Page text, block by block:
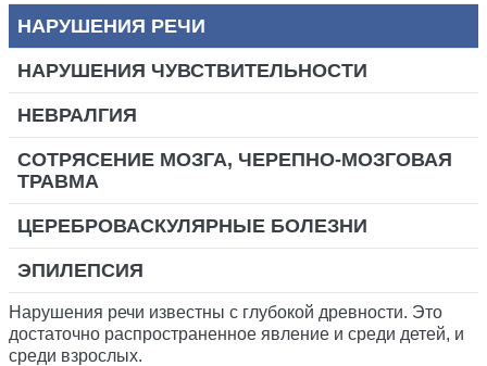
НАРУШЕНИЯ РЕЧИ
НАРУШЕНИЯ ЧУВСТВИТЕЛЬНОСТИ
НЕВРАЛГИЯ
СОТРЯСЕНИЕ МОЗГА, ЧЕРЕПНО-МОЗГОВАЯ
ТРАВМА
ЦЕРЕБРОВАСКУЛЯРНЫЕ БОЛЕЗНИ
ЭПИЛЕПСИЯ
Нарушения речи известны с глубокой древности. Это
достаточно распространенное явление и среди детей, и
среди взрослых.